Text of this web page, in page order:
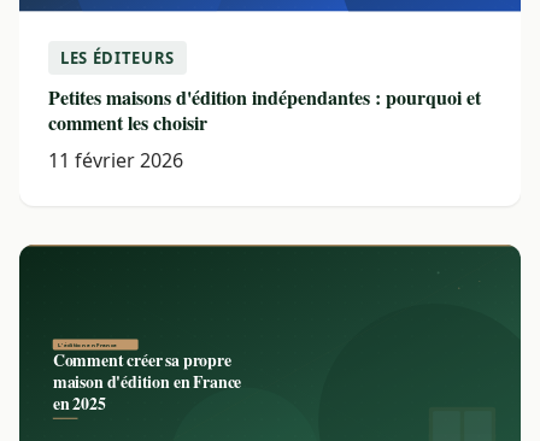
LES ÉDITEURS
Petites maisons d'édition indépendantes : pourquoi et
comment les choisir
11 février 2026